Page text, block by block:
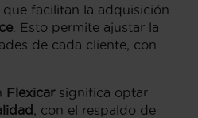
que facilitan la adquisición
. Esto permite ajustar la
de cada cliente, con
Flexicarsignifica optar
, con el respaldo de